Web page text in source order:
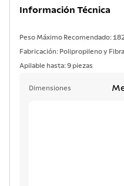
Información Técnica
Peso Máximo Recomendado:
Fabricación: Polipropileno y
Apilable hasta: 9 piezas
Dimensiones